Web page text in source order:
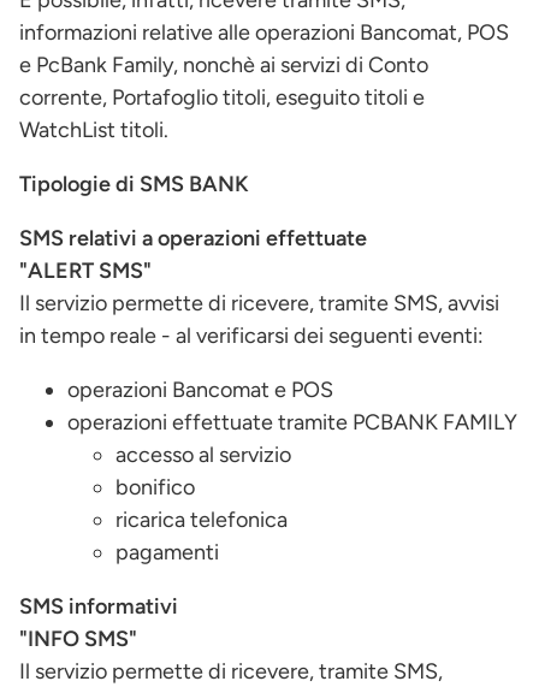
informazioni relative alle operazioni Bancomat, POS
e PcBank Family, nonchè ai servizi di Conto
corrente, Portafoglio titoli, eseguito titoli e
WatchList titoli.
Tipologie di SMS BANK
SMS relativi a operazioni effettuate
"ALERT SMS"
Il servizio permette di ricevere, tramite SMS, avvisi
in tempo reale - al verificarsi dei seguenti eventi:
operazioni Bancomat e POS
operazioni effettuate tramite PCBANK FAMILY
accesso al servizio
bonifico
ricarica telefonica
pagamenti
SMS informativi
"INFO SMS"
Il servizio permette di ricevere, tramite SMS,